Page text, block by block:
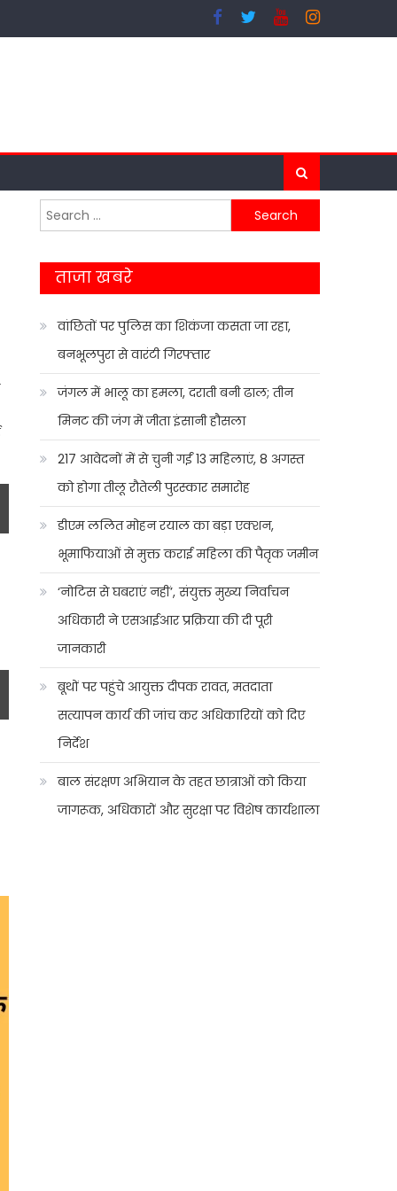
Search
for:
ताजा खबरे
वांछितों पर पुलिस का शिकंजा कसता जा रहा,
बनभूलपुरा से वारंटी गिरफ्तार
जंगल में भालू का हमला, दराती बनी ढाल; तीन
मिनट की जंग में जीता इंसानी हौसला
217 आवेदनों में से चुनी गईं 13 महिलाएं, 8 अगस्त
को होगा तीलू रौतेली पुरस्कार समारोह
डीएम ललित मोहन रयाल का बड़ा एक्शन,
भूमाफियाओं से मुक्त कराई महिला की पैतृक जमीन
‘नोटिस से घबराएं नहीं’, संयुक्त मुख्य निर्वाचन
अधिकारी ने एसआईआर प्रक्रिया की दी पूरी
जानकारी
बूथों पर पहुंचे आयुक्त दीपक रावत, मतदाता
सत्यापन कार्य की जांच कर अधिकारियों को दिए
निर्देश
बाल संरक्षण अभियान के तहत छात्राओं को किया
जागरूक, अधिकारों और सुरक्षा पर विशेष कार्यशाला